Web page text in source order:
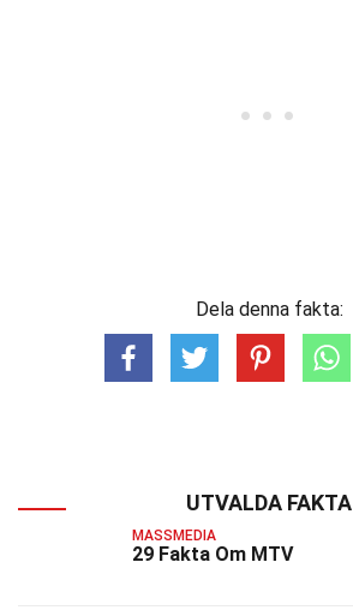
Dela denna fakta:
UTVALDA FAKTA
MASSMEDIA
29 Fakta Om MTV